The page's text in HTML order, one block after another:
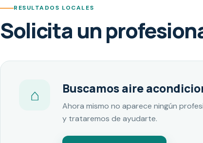
RESULTADOS LOCALES
Solicita un
⌂ Buscamos aire
Ahora mismo no aparece ningún
y trataremos de ayudarte.